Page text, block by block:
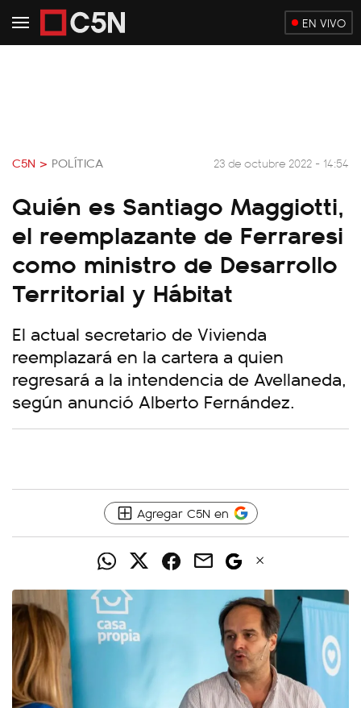
EN VIVO
C5N > POLÍTICA 23 de octubre 2022 - 14:54
Quién es Santiago Maggiotti,
el reemplazante de Ferraresi
como ministro de Desarrollo
Territorial y Hábitat
El actual secretario de Vivienda
reemplazará en la cartera a quien
regresará a la intendencia de Avellaneda,
según anunció Alberto Fernández.
Agregar C5N en